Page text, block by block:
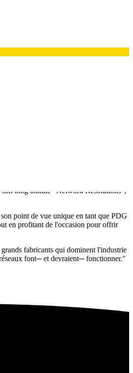
son blog intitulé "Network Resolutions",
point de vue unique en tant que PDG
en profitant de l'occasion pour offrir
fabricants qui dominent l'industrie
font─ et devraient─ fonctionner."